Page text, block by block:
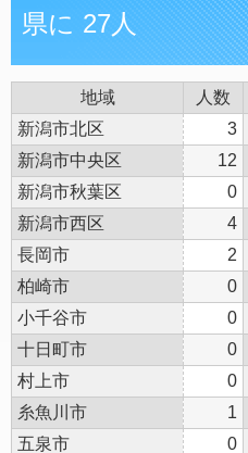
県に 27人
地域 人数
新潟市北区
3
新潟市中央区
12
新潟市秋葉区
0
新潟市西区
4
長岡市
2
柏崎市
0
小千谷市
0
十日町市
0
村上市
0
糸魚川市
1
五泉市
0